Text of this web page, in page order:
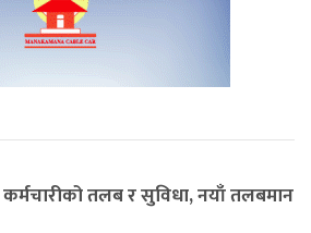
तलब र सुविधा, नयाँ तलबमान